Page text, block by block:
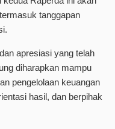
tanggapan
apresiasi yang telah
diharapkan mampu
pengelolaan keuangan
hasil, dan berpihak